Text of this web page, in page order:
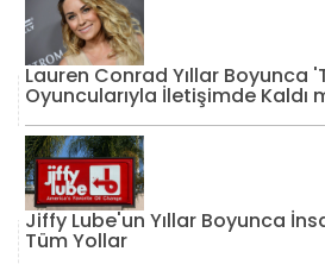
Lauren Conrad Yıllar Boyunca
Oyuncularıyla İletişimde Kaldı
Jiffy Lube'un Yıllar Boyunca
Tüm Yollar